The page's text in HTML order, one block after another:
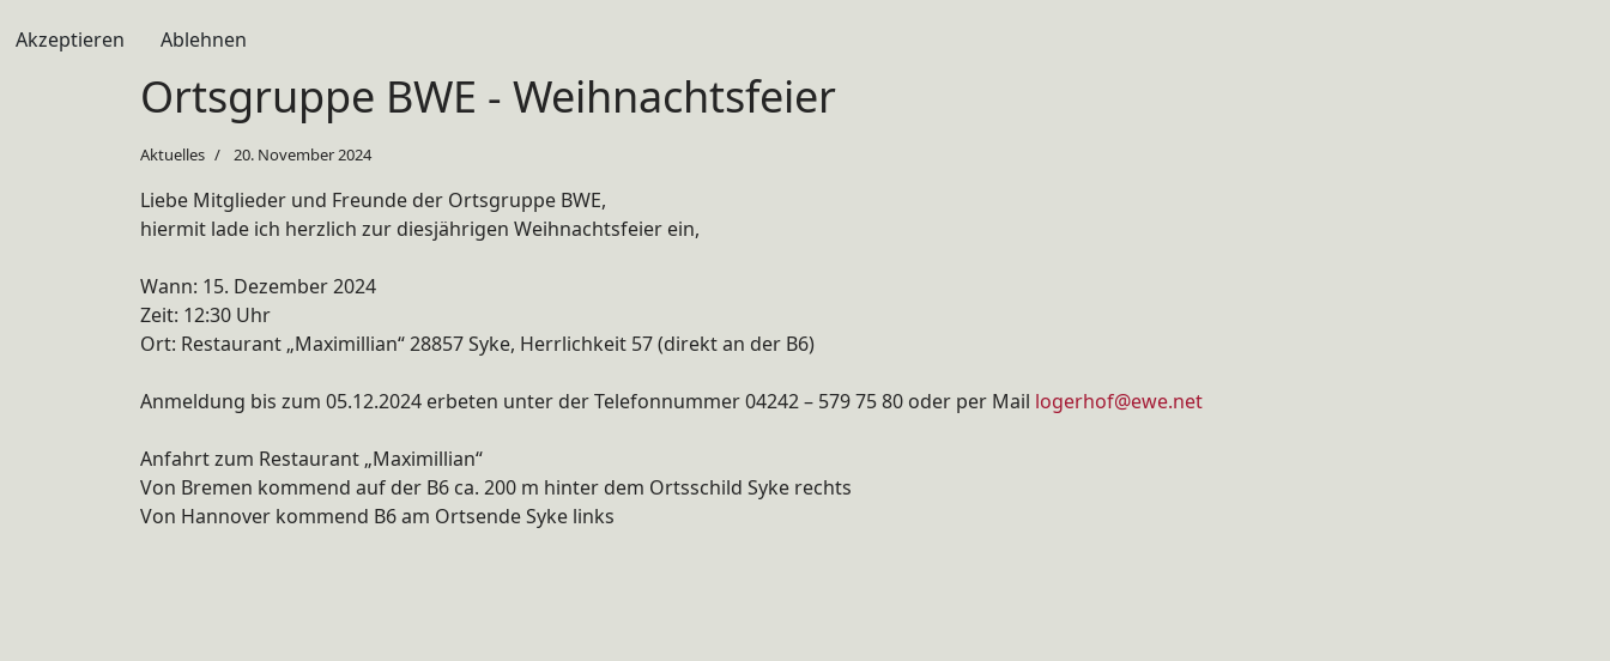
Ortsgruppe BWE - Weihnachtsfeier
Aktuelles 20. November 2024
Liebe Mitglieder und Freunde der Ortsgruppe BWE,
hiermit lade ich herzlich zur diesjährigen Weihnachtsfeier ein,
Wann: 15. Dezember 2024
Zeit: 12:30 Uhr
Ort: Restaurant „Maximillian“ 28857 Syke, Herrlichkeit 57 (direkt an der B6)
Anmeldung bis zum 05.12.2024 erbeten unter der Telefonnummer 04242 – 579 75 80 oder per Mail logerhof@ewe.net
Anfahrt zum Restaurant „Maximillian“
Von Bremen kommend auf der B6 ca. 200 m hinter dem Ortsschild Syke rechts
Von Hannover kommend B6 am Ortsende Syke links
Akzeptieren Ablehnen